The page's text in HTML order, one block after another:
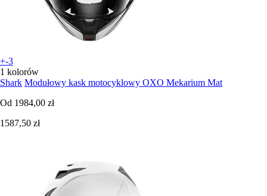
+-3
1 kolorów
Shark Modułowy kask motocyklowy OXO Mekarium Mat
Od 1984,00 zł
1587,50 zł